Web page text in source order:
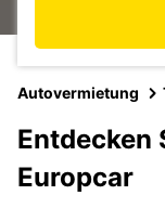
Autovermietung
Entdecken
Europcar